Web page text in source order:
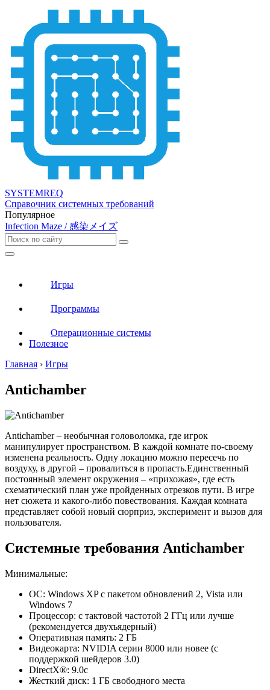
SYSTEMREQ
Справочник системных требований
Популярное
Infection Maze / 感染メイズ
Игры
Программы
Операционные системы
Полезное
Главная › Игры
Antichamber
Antichamber – необычная головоломка, где игрок
манипулирует пространством. В каждой комнате по-своему
изменена реальность. Одну локацию можно пересечь по
воздуху, в другой – провалиться в пропасть.Единственный
постоянный элемент окружения – «прихожая», где есть
схематический план уже пройденных отрезков пути. В игре
нет сюжета и какого-либо повествования. Каждая комната
представляет собой новый сюрприз, эксперимент и вызов для
пользователя.
Системные требования Antichamber
Минимальные:
ОС: Windows XP с пакетом обновлений 2, Vista или
Windows 7
Процессор: с тактовой частотой 2 ГГц или лучше
(рекомендуется двухъядерный)
Оперативная память: 2 ГБ
Видеокарта: NVIDIA серии 8000 или новее (с
поддержкой шейдеров 3.0)
DirectX®: 9.0c
Жесткий диск: 1 ГБ свободного места